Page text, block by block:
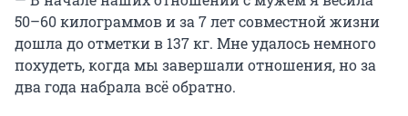
50–60 килограммов и за 7 лет совместной жизни
дошла до отметки в 137 кг. Мне удалось немного
похудеть, когда мы завершали отношения, но за
два года набрала всё обратно.